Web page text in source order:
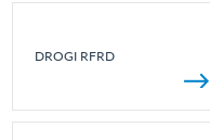
DROGI RFRD